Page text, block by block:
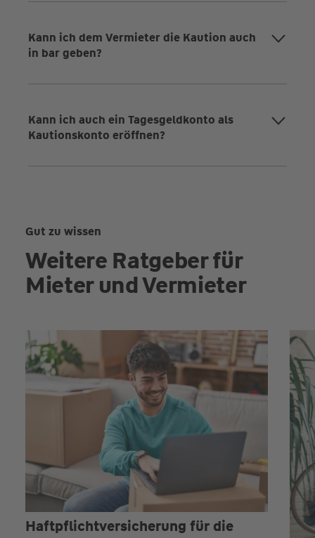
Kann ich dem Vermieter die Kaution auch
in bar geben?
Kann ich auch ein Tagesgeldkonto als
Kautionskonto eröffnen?
Gut zu wissen
Weitere Ratgeber für
Mieter und Vermieter
Haftpflicht­versicherung für die